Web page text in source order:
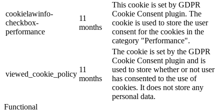
cookielawinfo-
checkbox-
performance
11
months
This cookie is set by GDPR
Cookie Consent plugin. The
cookie is used to store the user
consent for the cookies in the
category "Performance".
viewed_cookie_policy
11
months
The cookie is set by the GDPR
Cookie Consent plugin and is
used to store whether or not user
has consented to the use of
cookies. It does not store any
personal data.
Functional